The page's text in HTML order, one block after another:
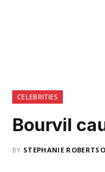
CELEBRITIES
Bourvil
BY STEPHANIE